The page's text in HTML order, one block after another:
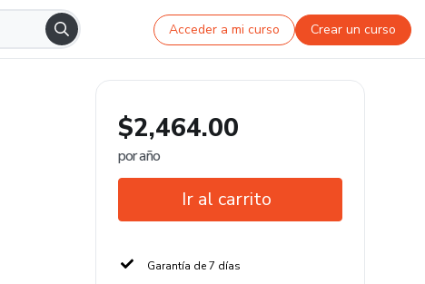
Acceder a mi curso Crear un curso
$2,464.00
por año
Ir al carrito
Garantía de 7 días